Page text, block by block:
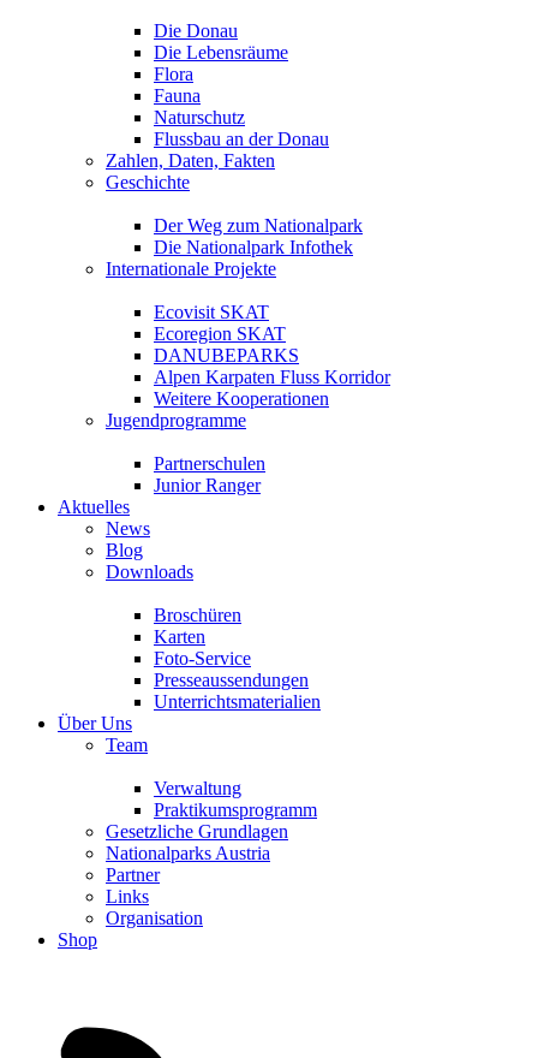
Die Donau
Die Lebensräume
Flora
Fauna
Naturschutz
Flussbau an der Donau
Zahlen, Daten, Fakten
Geschichte
Der Weg zum Nationalpark
Die Nationalpark Infothek
Internationale Projekte
Ecovisit SKAT
Ecoregion SKAT
DANUBEPARKS
Alpen Karpaten Fluss Korridor
Weitere Kooperationen
Jugendprogramme
Partnerschulen
Junior Ranger
Aktuelles
News
Blog
Downloads
Broschüren
Karten
Foto-Service
Presseaussendungen
Unterrichtsmaterialien
Über Uns
Team
Verwaltung
Praktikumsprogramm
Gesetzliche Grundlagen
Nationalparks Austria
Partner
Links
Organisation
Shop